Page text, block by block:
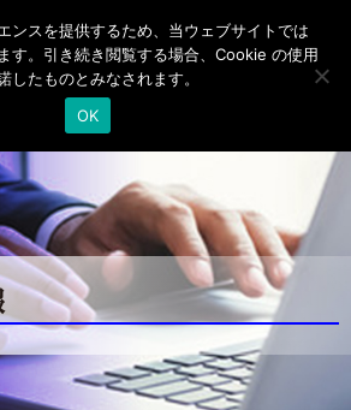
ンスを提供するため、当ウェブサイトでは
す。引き続き閲覧する場合、Cookie の使用
したものとみなされます。
OK